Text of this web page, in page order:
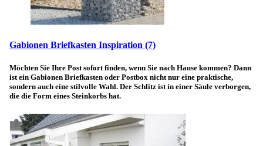
Gabionen Briefkasten Inspiration (7)
Möchten Sie Ihre Post sofort finden, wenn Sie nach Hause kommen? Dann
ist ein Gabionen Briefkasten oder Postbox nicht nur eine praktische,
sondern auch eine stilvolle Wahl. Der Schlitz ist in einer Säule verborgen,
die die Form eines Steinkorbs hat.